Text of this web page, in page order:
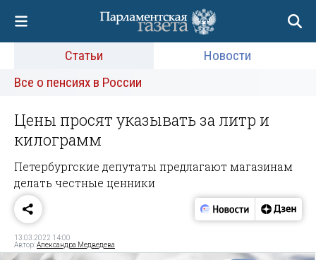
Статьи
Новости
Все о пенсиях в России
Цены просят указывать за литр и
килограмм
Петербургские депутаты предлагают магазинам
делать честные ценники
13.03.2022 14:00
Автор:Александра Медведева